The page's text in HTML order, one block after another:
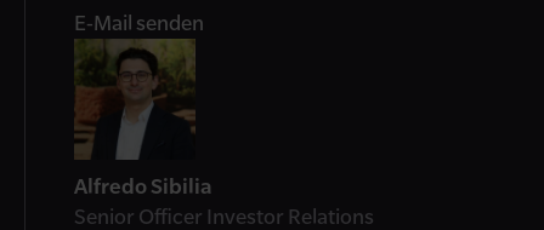
E-Mail senden
Alfredo Sibilia
Senior Officer Investor Relations